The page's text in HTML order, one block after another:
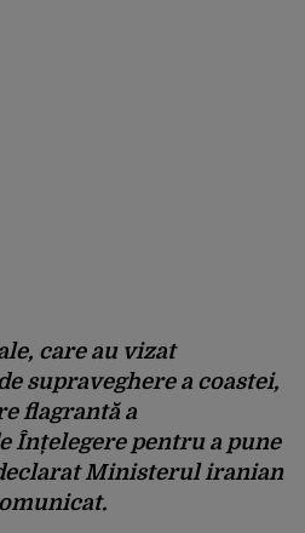
care au vizat
supraveghere a coastei,
flagrantă a
Înțelegere pentru a pune
Ministerul iranian